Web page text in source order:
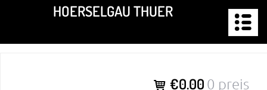
springen
HOERSELGAU THUER
€0.00 0 preis